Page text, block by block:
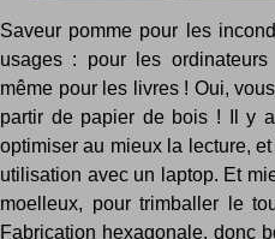
Saveur pomme pour les
usages : pour les
même pour les livres ! Oui,
partir de papier de bois ! Il y a
optimiser au mieux la lecture,
utilisation avec un laptop. Et
moelleux, pour trimballer le
Fabrication hexagonale, donc